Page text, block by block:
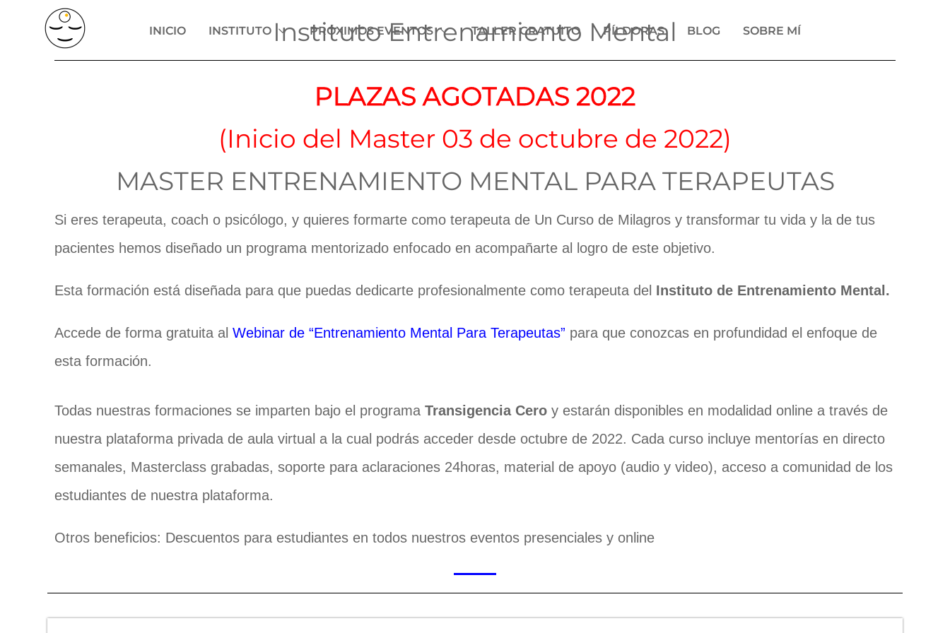
INICIO INSTITUTO PRÓXIMOS EVENTOS TALLER GRATUITO PÍLDORAS BLOG SOBRE MÍ
Instituto Entrenamiento Mental
PLAZAS AGOTADAS 2022
(Inicio del Master 03 de octubre de 2022)
MASTER ENTRENAMIENTO MENTAL PARA TERAPEUTAS
Si eres terapeuta, coach o psicólogo, y quieres formarte como terapeuta de Un Curso de Milagros y transformar tu vida y la de tus
pacientes hemos diseñado un programa mentorizado enfocado en acompañarte al logro de este objetivo.
Esta formación está diseñada para que puedas dedicarte profesionalmente como terapeuta del Instituto de Entrenamiento Mental.
Accede de forma gratuita al Webinar de “Entrenamiento Mental Para Terapeutas” para que conozcas en profundidad el enfoque de
esta formación.
Todas nuestras formaciones se imparten bajo el programa Transigencia Cero y estarán disponibles en modalidad online a través de
nuestra plataforma privada de aula virtual a la cual podrás acceder desde octubre de 2022. Cada curso incluye mentorías en directo
semanales, Masterclass grabadas, soporte para aclaraciones 24horas, material de apoyo (audio y video), acceso a comunidad de los
estudiantes de nuestra plataforma.
Otros beneficios: Descuentos para estudiantes en todos nuestros eventos presenciales y online